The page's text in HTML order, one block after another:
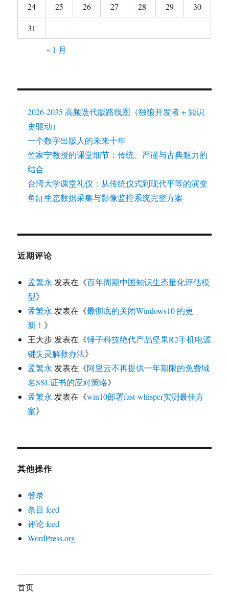
24
25 26 27 28 29
30
31
« 1 月
2026-2035 高频迭代版路线图（独狼开发者 + 知识
史驱动）
一个数字出版人的未来十年
竺家宁教授的课堂细节：传统、严谨与古典魅力的
结合
台湾大学课堂礼仪：从传统仪式到现代平等的演变
鱼缸生态数据采集与影像监控系统完整方案
近期评论
孟繁永 发表在《百年周期中国知识生态量化评估模
型》
孟繁永 发表在《最彻底的关闭Windows10 的更
新！ 》
王大步 发表在《锤子科技绝代产品坚果R2手机电源
键失灵解救办法》
孟繁永 发表在《阿里云不再提供一年期限的免费域
名SSL证书的应对策略》
孟繁永 发表在《win10部署fast-whisper实测最佳方
案》
其他操作
登录
条目 feed
评论 feed
WordPress.org
首页